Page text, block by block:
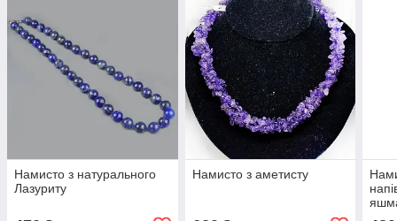
Намисто з натурального
Лазуриту
Намисто з аметисту